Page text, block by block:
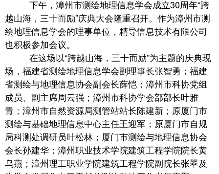
下午，漳州市测绘地理信息学会成立30周年“跨
越山海，三十而励”庆典大会隆重召开。作为漳州市测
绘地理信息学会的理事单位，精导信息技术有限公司
也积极参加会议。
在这场以“跨越山海，三十而励”为主题的庆典现
场，福建省测绘地理信息学会副理事长张智勇；福建
省测绘与地理信息协会副会长薛恺；漳州市科协党组
成员、副主席周云强；漳州市科协学会部部长叶雅
青；漳州市自然资源局测管站站长陈建新；原厦门市
测绘与基础地理信息中心主任王迎军；原厦门市自规
局科测处调研员叶松林；厦门市测绘与地理信息协会
会长孙建华；漳州职业技术学院建筑工程学院院长黄
乌燕；漳州理工职业学院建筑工程学院副院长张翠及